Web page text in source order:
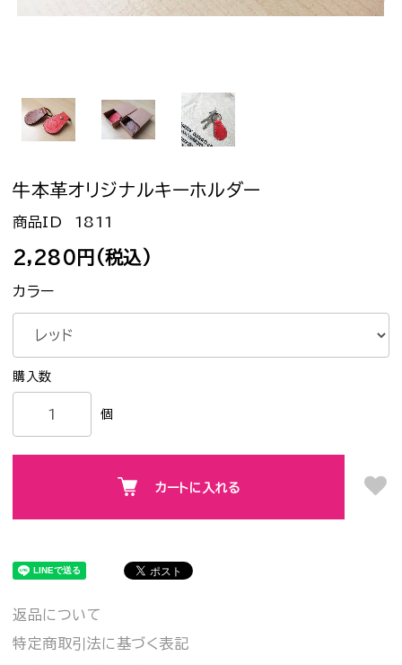
牛本革オリジナルキーホルダー
1811
2,280円(税込)
カラー
個
カートに入れる
返品について
特定商取引法に基づく表記